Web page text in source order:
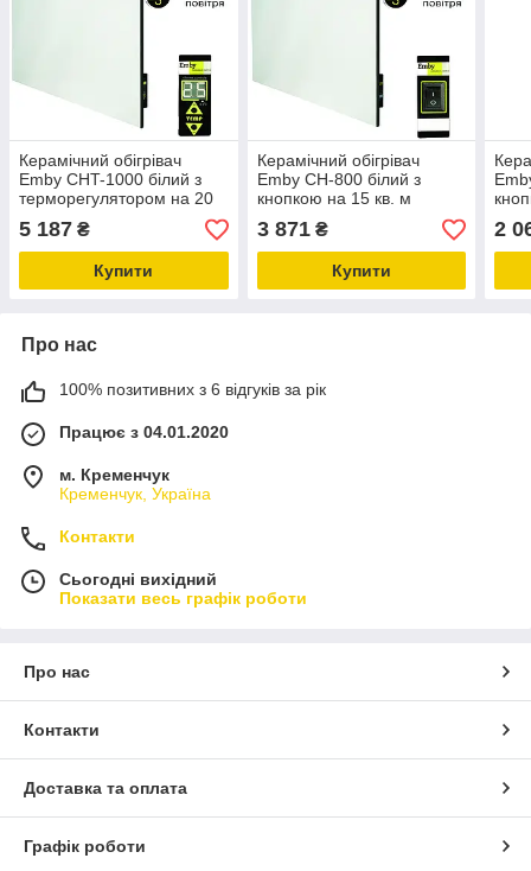
Керамічний обігрівач
Emby CHT-1000 білий з
терморегулятором на 20
кв. м
5 187 ₴
Купити
Керамічний обігрівач
Emby CH-800 білий з
кнопкою на 15 кв. м
3 871₴
Купити
2
Про нас
100% позитивних з 6 відгуків за рік
Працює з 04.01.2020
м. Кременчук
Кременчук, Україна
Контакти
Сьогодні вихідний
Показати весь графік роботи
Про нас
Контакти
Доставка та оплата
Графік роботи